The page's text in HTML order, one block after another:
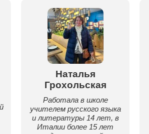
Наталья
Грохольская
Работала в школе
учителем русского языка
и литературы 14 лет, в
Италии более 15 лет